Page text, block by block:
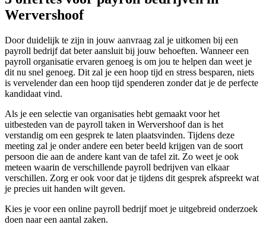
Wervershoof
Door duidelijk te zijn in jouw aanvraag zal je uitkomen bij een
payroll bedrijf dat beter aansluit bij jouw behoeften. Wanneer een
payroll organisatie ervaren genoeg is om jou te helpen dan weet je
dit nu snel genoeg. Dit zal je een hoop tijd en stress besparen, niets
is vervelender dan een hoop tijd spenderen zonder dat je de perfecte
kandidaat vind.
Als je een selectie van organisaties hebt gemaakt voor het
uitbesteden van de payroll taken in Wervershoof dan is het
verstandig om een gesprek te laten plaatsvinden. Tijdens deze
meeting zal je onder andere een beter beeld krijgen van de soort
persoon die aan de andere kant van de tafel zit. Zo weet je ook
meteen waarin de verschillende payroll bedrijven van elkaar
verschillen. Zorg er ook voor dat je tijdens dit gesprek afspreekt wat
je precies uit handen wilt geven.
Kies je voor een online payroll bedrijf moet je uitgebreid onderzoek
doen naar een aantal zaken.